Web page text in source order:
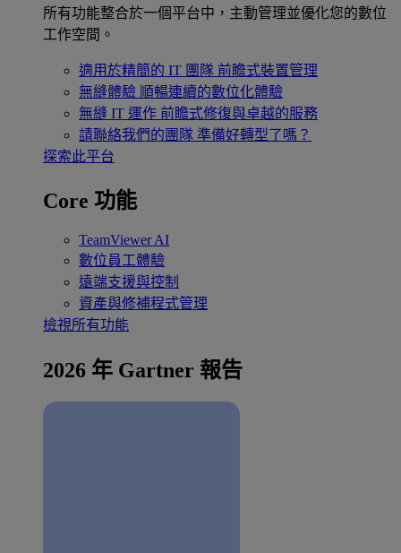
所有功能整合於一個平台中，主動管理並優化您的數位
工作空間。
適用於精簡的 IT 團隊 前瞻式裝置管理
無縫體驗 順暢連續的數位化體驗
無縫 IT 運作 前瞻式修復與卓越的服務
請聯絡我們的團隊 準備好轉型了嗎？
探索此平台
Core 功能
TeamViewer AI
數位員工體驗
遠端支援與控制
資產與修補程式管理
檢視所有功能
2026 年 Gartner 報告